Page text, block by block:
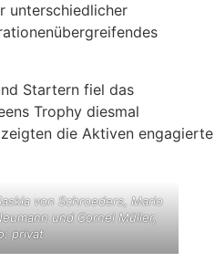
unterschiedlicher
Startern fiel das
Trophy diesmal
die Aktiven engagierte
von Schroeders, Mario
und Cornel Müller,
privat